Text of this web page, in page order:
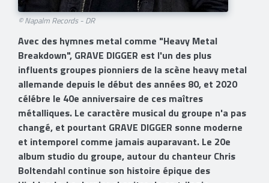
© Napalm Records - DR
Avec des hymnes metal comme "Heavy Metal
Breakdown", GRAVE DIGGER est l'un des plus
influents groupes pionniers de la scène heavy metal
allemande depuis le début des années 80, et 2020
célébre le 40e anniversaire de ces maîtres
métalliques. Le caractère musical du groupe n'a pas
changé, et pourtant GRAVE DIGGER sonne moderne
et intemporel comme jamais auparavant. Le 20e
album studio du groupe, autour du chanteur Chris
Boltendahl continue son histoire épique des